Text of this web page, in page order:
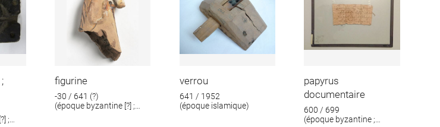
;
figurine
-30 / 641 (?)
(époque byzantine [?] ;
verrou
641 / 1952
(époque islamique)
papyrus
documentaire
600 / 699
(époque byzantine ;